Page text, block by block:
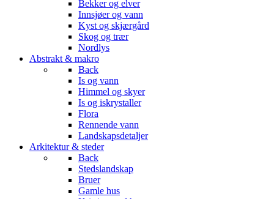
Bekker og elver
Innsjøer og vann
Kyst og skjærgård
Skog og trær
Nordlys
Abstrakt & makro
Back
Is og vann
Himmel og skyer
Is og iskrystaller
Flora
Rennende vann
Landskapsdetaljer
Arkitektur & steder
Back
Stedslandskap
Bruer
Gamle hus